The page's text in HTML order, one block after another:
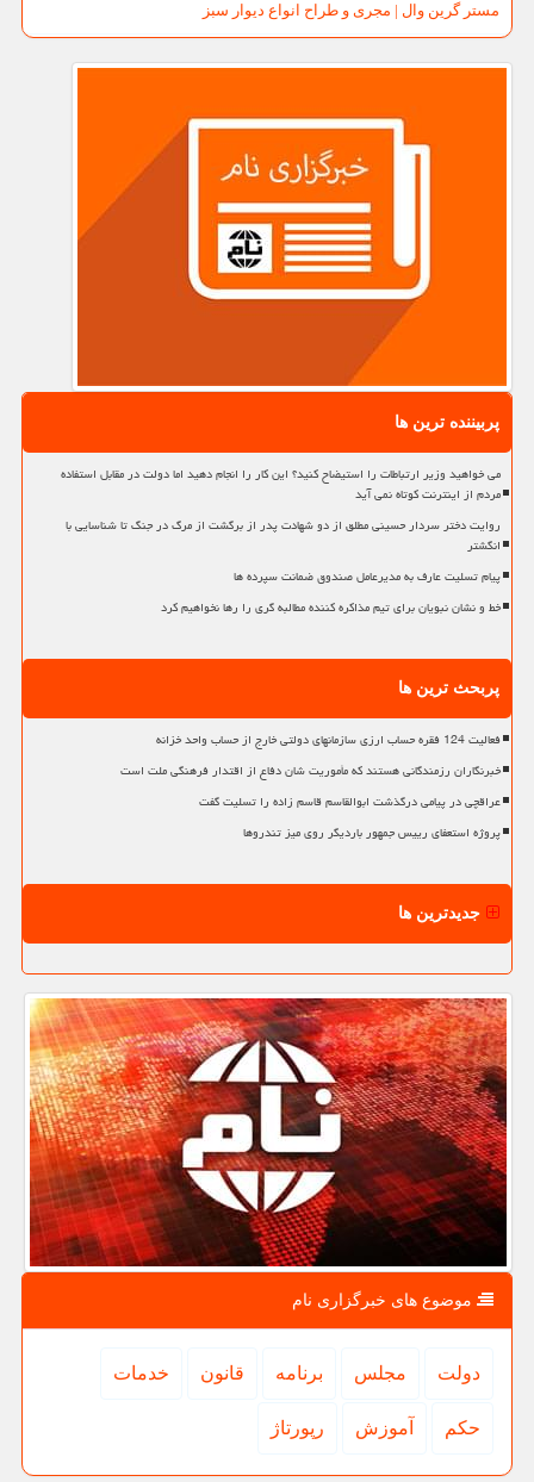
مستر گرین وال | مجری و طراح انواع دیوار سبز
پربیننده ترین ها
می خواهید وزیر ارتباطات را استیضاح کنید؟ این کار را انجام دهید اما دولت در مقابل استفاده
مردم از اینترنت کوتاه نمی آید
روایت دختر سردار حسینی مطلق از دو شهادت پدر از برگشت از مرگ در جنگ تا شناسایی با
انگشتر
پیام تسلیت عارف به مدیرعامل صندوق ضمانت سپرده ها
خط و نشان نبویان برای تیم مذاکره کننده مطالبه گری را رها نخواهیم کرد
پربحث ترین ها
فعالیت 124 فقره حساب ارزی سازمانهای دولتی خارج از حساب واحد خزانه
خبرنگاران رزمندگانی هستند که مأموریت شان دفاع از اقتدار فرهنگی ملت است
عراقچی در پیامی درگذشت ابوالقاسم قاسم زاده را تسلیت گفت
پروژه استعفای رییس جمهور باردیگر روی میز تندروها
جدیدترین ها
موضوع های خبرگزاری نام
دولت مجلس برنامه قانون خدمات
حكم آموزش رپورتاژ